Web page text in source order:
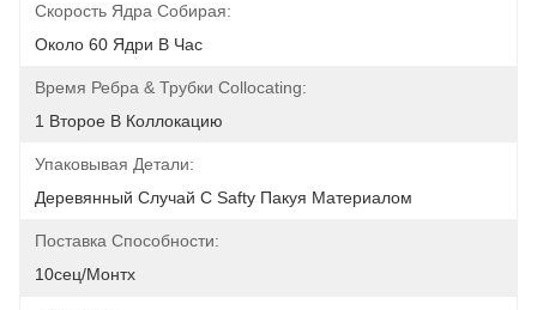
Скорость Ядра Собирая:
Около 60 Ядри В Час
Время Ребра & Трубки Collocating:
1 Второе В Коллокацию
Упаковывая Детали:
Деревянный Случай С Safty Пакуя Материалом
Поставка Способности:
10сец/монтх